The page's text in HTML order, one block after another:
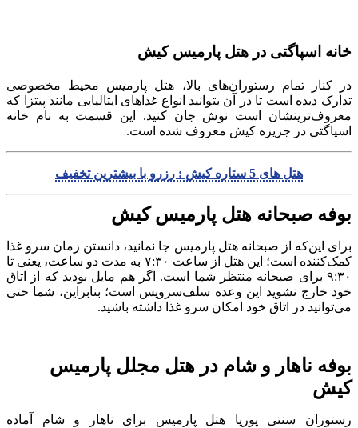
خانه اسپاگتی در هتل پارمیس کیش
در کنار تمام رستوران‌های بالا، هتل پارمیس محیط مخصوصی
تدارک دیده است تا در آن بتوانید انواع غذاهای ایتالیایی مانند پیتزا که
معروف‌ترینشان است نوش جان کنید. این قسمت به نام خانه
اسپاگتی در جزیره کیش معروف شده است.
هتل های 5 ستاره کیش : رزرو با بیشترین تخفیف
بوفه صبحانه هتل پارمیس کیش
برای این‌که از صبحانه هتل پارمیس جا نمانید، دانستن زمان سرو غذا
کمک‌کننده است؛ این هتل از ساعت ۷:۳۰ به مدت دو ساعت، یعنی تا
۹:۳۰ برای صبحانه منتظر شما است. اگر هم مایل بودید که از اتاق
خود خارج نشوید این وعده سلف‌سرویس است؛ بنابراین، شما حتی
می‌توانید در اتاق خود امکان سرو غذا داشته باشید.
بوفه ناهار و شام در هتل مجلل پارمیس
کیش
رستوران سنتی پوریا هتل پارمیس برای ناهار و شام آماده